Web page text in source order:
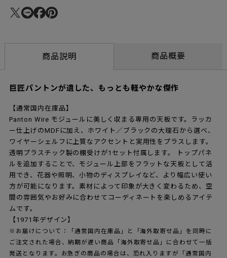
商品説明 商品概要
巨匠パントンが遺した、もっとも軽やかな傑作
【通常国内在庫品】
Panton Wire モジュールに美しく収まる専用の天板です。ラッカ
ー仕上げのMDFに加え、ホワイト／ブラックの大理石から選べ、
ワイヤーシェルフに上質なアクセントと実用性をプラスします。
透明プラスチック製の棚受けが1セット付属します。 トップパネ
ルを追加することで、モジュール上部をフラットな天板として活
用でき、花器や照明、小物のディスプレイなど、より幅広い使い
方が可能になります。素材によって印象が大きく変わるため、空
間の雰囲気やお好みに合わせてコーディネートを楽しめるアイテ
ムです。
【1971年デザイン】
※お届けについて：「通常国内在庫品」と「海外取寄せ品」を同時に
ご注文された場合、納期が遅い商品「海外取寄せ品」に合わせて一括
発送となります。お急ぎの商品の場合は、恐れ入りますが「通常国内